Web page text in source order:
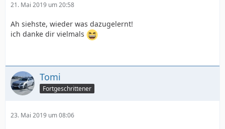
21. Mai 2019 um 20:58
Ah siehste, wieder was dazugelernt!
ich danke dir vielmals
Tomi
Fortgeschrittener
23. Mai 2019 um 08:06